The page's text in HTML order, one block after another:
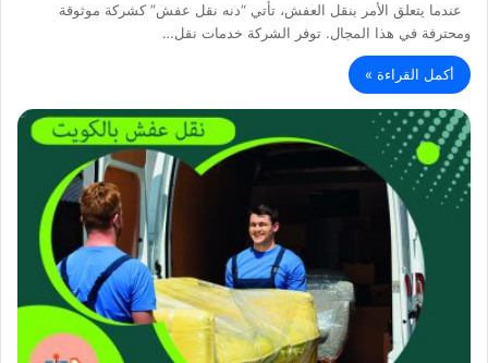
عندما يتعلق الأمر بنقل العفش، تأتي “دنه نقل عفش” كشركة موثوقة
ومحترفة في هذا المجال. توفر الشركة خدمات نقل…
أكمل القراءة »